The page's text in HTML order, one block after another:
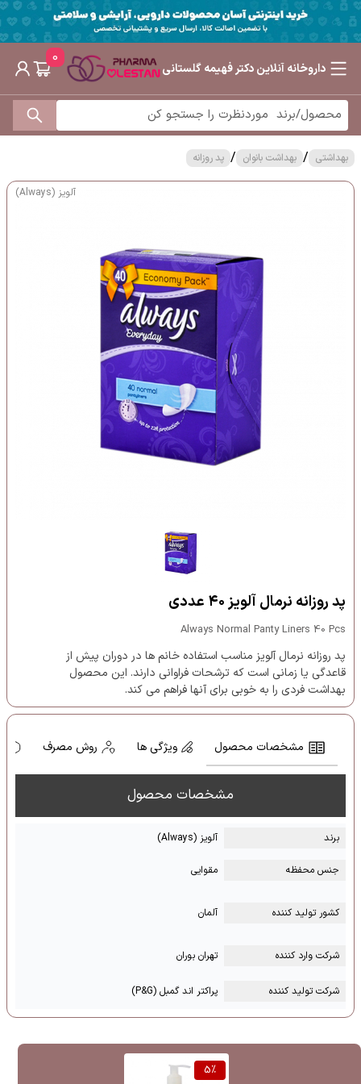
داروخانه آنلاین دکتر فهیمه گلستانی
0
بهداشتی / بهداشت بانوان / پد روزانه
آلویز (Always)
پد روزانه نرمال آلویز ۴۰ عددی
Always Normal Panty Liners 40 Pcs
پد روزانه نرمال آلویز مناسب استفاده خانم ها در دوران پیش از
قاعدگی یا زمانی است که ترشحات فراوانی دارند. این محصول
بهداشت فردی را به خوبی برای آنها فراهم می کند.
مشخصات محصول ویژگی ها روش مصرف
مشخصات محصول
برند آلویز (Always)
جنس محفظه مقوایی
کشور تولید کننده آلمان
شرکت وارد کننده تهران بوران
شرکت تولید کننده پراکتر اند گمبل (P&G)
5%